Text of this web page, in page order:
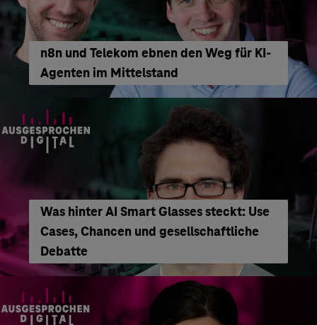
n8n und Telekom ebnen den Weg für KI-
Agenten im Mittelstand
Was hinter AI Smart Glasses steckt: Use
Cases, Chancen und gesellschaftliche
Debatte